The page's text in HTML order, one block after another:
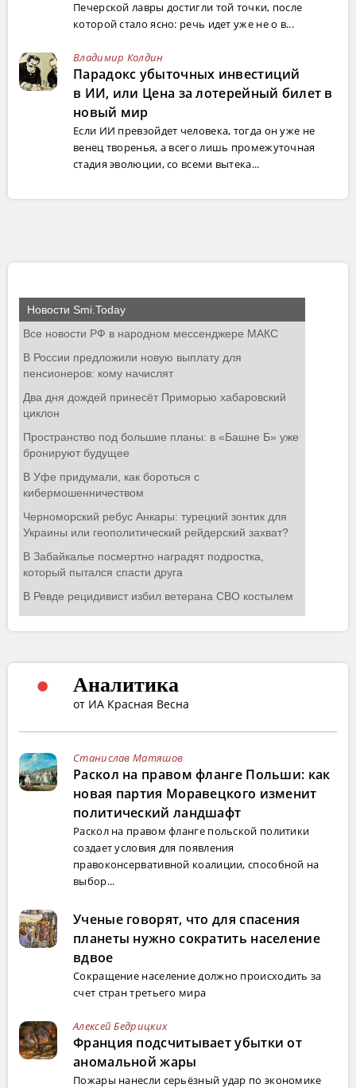
Печерской лавры достигли той точки, после
которой стало ясно: речь идет уже не о в...
Владимир Колдин
Парадокс убыточных инвестиций
в ИИ, или Цена за лотерейный билет в
новый мир
Если ИИ превзойдет человека, тогда он уже не
венец творенья, а всего лишь промежуточная
стадия эволюции, со всеми вытека...
Аналитика
от ИА Красная Весна
Станислав Матяшов
Раскол на правом фланге Польши: как
новая партия Моравецкого изменит
политический ландшафт
Раскол на правом фланге польской политики
создает условия для появления
правоконсервативной коалиции, способной на
выбор...
Ученые говорят, что для спасения
планеты нужно сократить население
вдвое
Сокращение население должно происходить за
счет стран третьего мира
Алексей Бедрицких
Франция подсчитывает убытки от
аномальной жары
Пожары нанесли серьёзный удар по экономике